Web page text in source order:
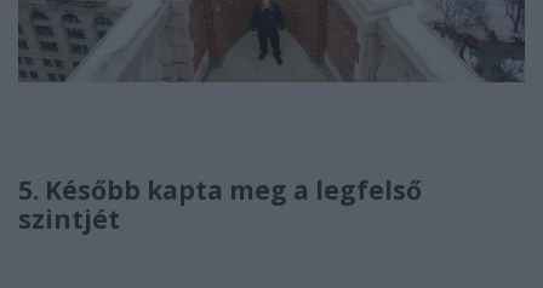
5. Később kapta meg a legfelső
szintjét